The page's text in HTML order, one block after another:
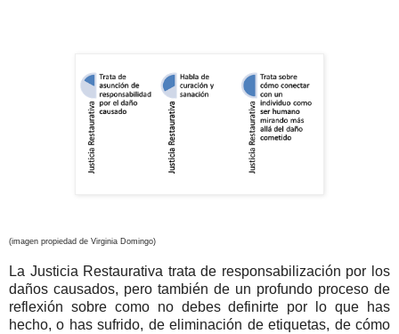
(imagen propiedad de Virginia Domingo)
La Justicia Restaurativa trata de responsabilización por los
daños causados, pero también de un profundo proceso de
reflexión sobre como no debes definirte por lo que has
hecho, o has sufrido, de eliminación de etiquetas, de cómo